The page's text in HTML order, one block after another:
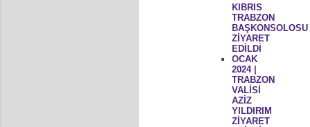
KIBRIS
TRABZON
BAŞKONSOLOSU
ZİYARET
EDİLDİ
OCAK
2024 |
TRABZON
VALİSİ
AZİZ
YILDIRIM
ZİYARET